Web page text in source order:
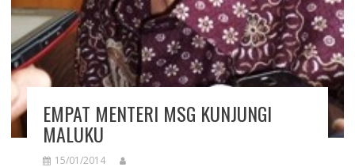
EMPAT MENTERI MSG KUNJUNGI
MALUKU
15/01/2014